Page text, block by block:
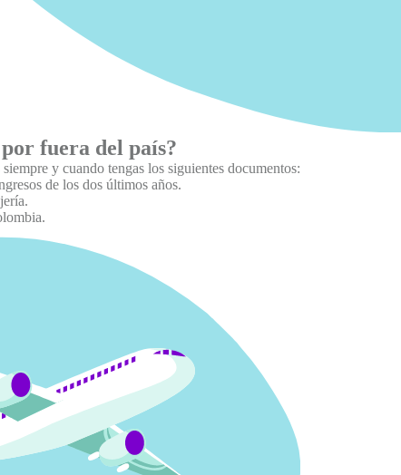
fuera del país?
y cuando tengas los siguientes documentos:
de los dos últimos años.